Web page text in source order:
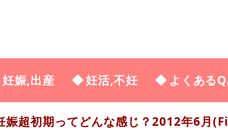
妊娠,出産 妊活,不妊 よくある
娠超初期ってどんな感じ？2012年6月